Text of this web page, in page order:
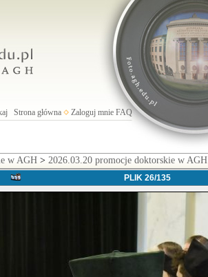
Strona główna Zaloguj mnie FAQ
w AGH> 2026.03.20 promocje doktorskie w AGH
PLIK 26/135